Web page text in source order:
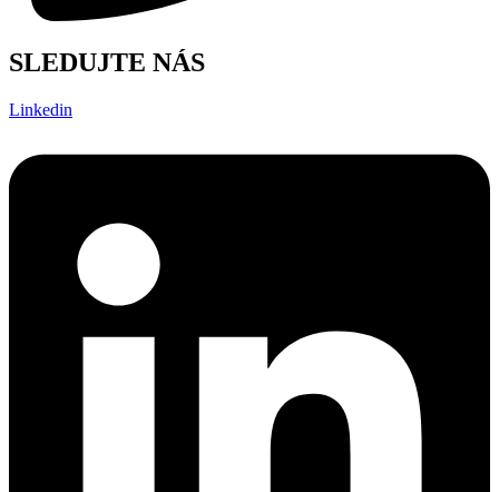
SLEDUJTE NÁS
Linkedin